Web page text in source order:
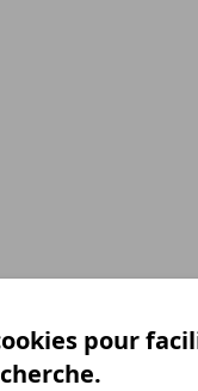
pour